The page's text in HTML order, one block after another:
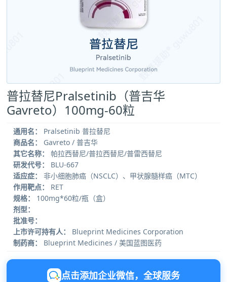
普拉替尼Pralsetinib（普吉华
Gavreto）100mg-60粒
通用名：
Pralsetinib 普拉替尼
商品名：
Gavreto / 普吉华
其它名称：
帕拉西替尼/普拉西替尼/普雷西替尼
研发代号：
BLU-667
适应症：
非小细胞肺癌（NSCLC）、甲状腺髓样癌（MTC）
作用靶点：
RET
规格：
100mg*60粒/瓶（盒）
剂型：
批准号：
上市许可持有人：
Blueprint Medicines Corporation
制药商：
Blueprint Medicines / 美国蓝图医药
点击添加企业微信，全球服务